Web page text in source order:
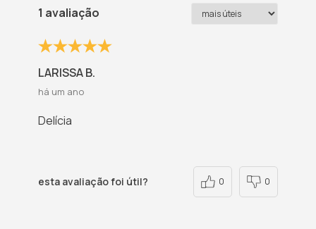
1 avaliação
LARISSA B.
há um ano
Delícia
esta avaliação foi útil? 0 0